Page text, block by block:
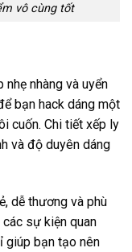
vô cùng tốt
nhàng và uyển
bạn hack dáng một
cuốn. Chi tiết xếp ly
và độ duyên dáng
dễ thương và phù
sự kiện quan
giúp bạn tạo nên